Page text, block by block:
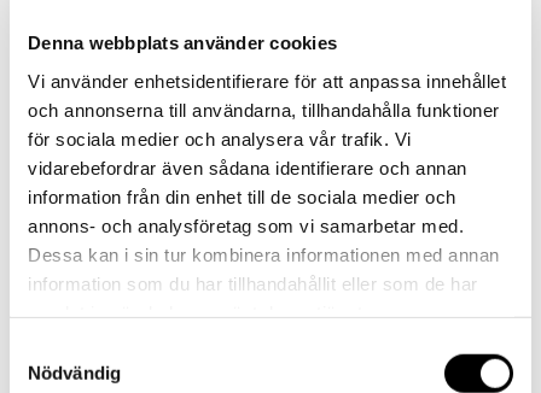
Denna webbplats använder cookies
Vi använder enhetsidentifierare för att anpassa innehållet
och annonserna till användarna, tillhandahålla funktioner
för sociala medier och analysera vår trafik. Vi
vidarebefordrar även sådana identifierare och annan
information från din enhet till de sociala medier och
annons- och analysföretag som vi samarbetar med.
Dessa kan i sin tur kombinera informationen med annan
information som du har tillhandahållit eller som de har
Nödvändig
Kontakt
Har du frågor eller behöver hjälp?
Vi finns här för dig!
Vår kundtjänst är tillgänglig Mån – Fre: 07:30 –
16:30
Kontakt